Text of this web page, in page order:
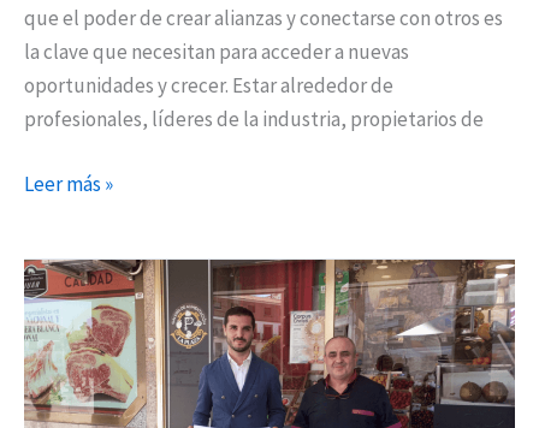
que el poder de crear alianzas y conectarse con otros es
la clave que necesitan para acceder a nuevas
oportunidades y crecer. Estar alrededor de
profesionales, líderes de la industria, propietarios de
Leer más »
Nace
‘MercaTorrejón’,
la
puerta
de